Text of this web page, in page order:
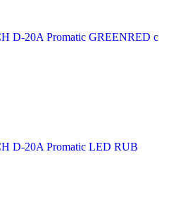
D-20A Promatic GREENRED с
D-20A Promatic LED RUB